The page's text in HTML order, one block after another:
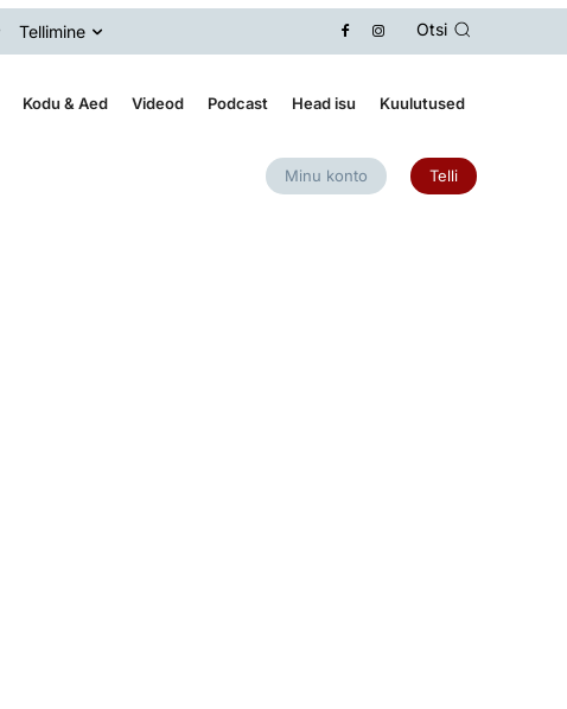
Tellimine Otsi
Kodu & Aed Videod Podcast Head isu Kuulutused
Minu konto Telli